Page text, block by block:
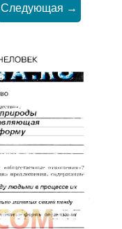
Следующая →